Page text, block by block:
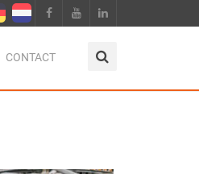
CONTACT